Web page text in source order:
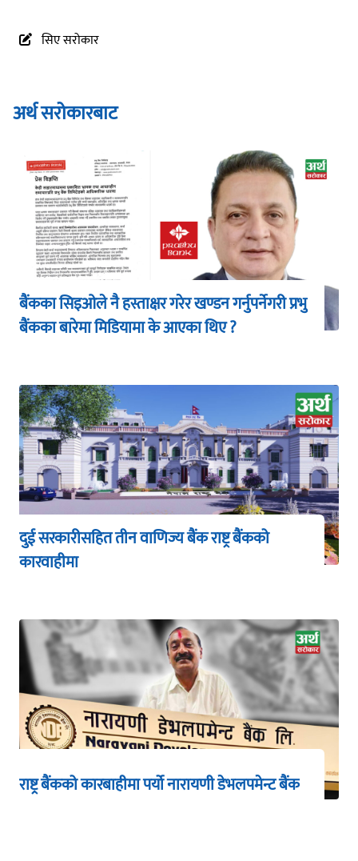
सिए सरोकार
अर्थ सरोकारबाट
बैंकका सिइओले नै हस्ताक्षर गरेर खण्डन गर्नुपर्नेगरी प्रभु
बैंकका बारेमा मिडियामा के आएका थिए ?
दुई सरकारीसहित तीन वाणिज्य बैंक राष्ट्र बैंकको
कारवाहीमा
राष्ट्र बैंकको कारबाहीमा पर्यो नारायणी डेभलपमेन्ट बैंक